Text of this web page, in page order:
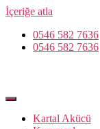
İçeriğe atla
0546 582 7636
0546 582 7636
Kartal Akücü